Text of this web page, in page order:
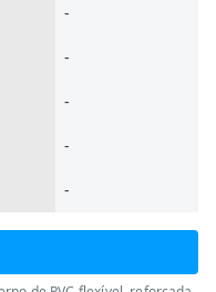
-
-
-
-
-